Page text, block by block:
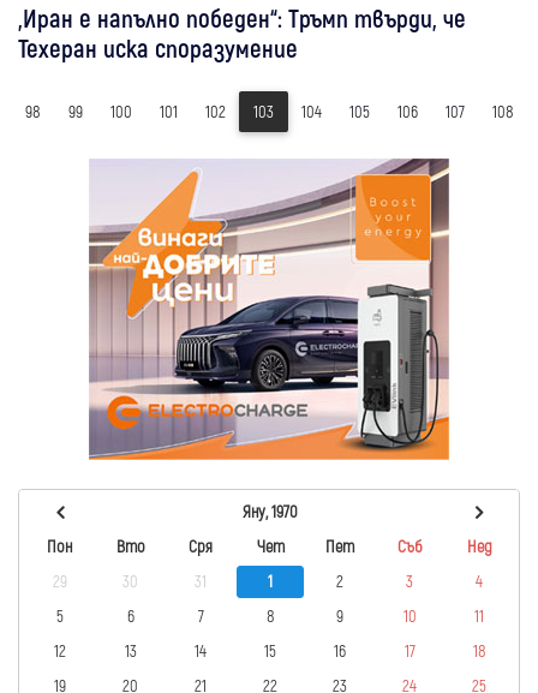
„Иран е напълно победен“: Тръмп твърди, че
Техеран иска споразумение
98 99 100 101 102 103 104 105 106 107 108
Яну, 1970
Пон
Вто Сря Чет Пет Съб
Нед
29
30 31 1 2 3
4
5
6 7 8 9 10
11
12
13 14 15 16 17
18
19
20 21 22 23 24 25